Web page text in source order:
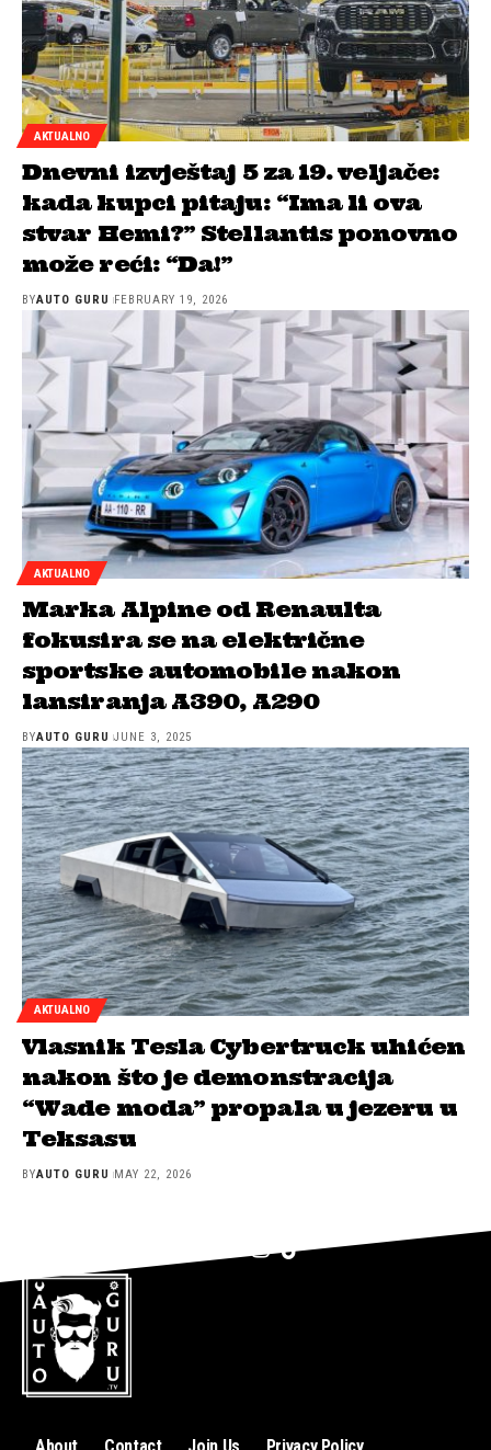
AKTUALNO
Dnevni izvještaj 5 za 19. veljače:
kada kupci pitaju: “Ima li ova
stvar Hemi?” Stellantis ponovno
može reći: “Da!”
BYAUTO GURU FEBRUARY 19, 2026
AKTUALNO
Marka Alpine od Renaulta
fokusira se na električne
sportske automobile nakon
lansiranja A390, A290
BYAUTO GURU JUNE 3, 2025
AKTUALNO
Vlasnik Tesla Cybertruck uhićen
nakon što je demonstracija
“Wade moda” propala u jezeru u
Teksasu
BYAUTO GURU MAY 22, 2026